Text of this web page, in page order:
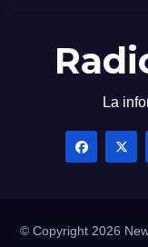
La
© Copyright 2026